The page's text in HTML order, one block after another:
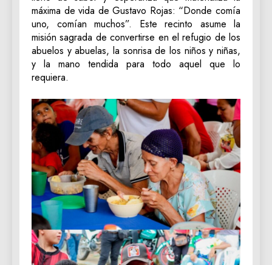
máxima de vida de Gustavo Rojas: “Donde comía
uno, comían muchos”. Este recinto asume la
misión sagrada de convertirse en el refugio de los
abuelos y abuelas, la sonrisa de los niños y niñas,
y la mano tendida para todo aquel que lo
requiera.